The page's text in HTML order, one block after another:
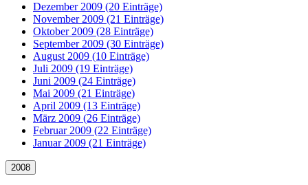
Dezember 2009 (20 Einträge)
November 2009 (21 Einträge)
Oktober 2009 (28 Einträge)
September 2009 (30 Einträge)
August 2009 (10 Einträge)
Juli 2009 (19 Einträge)
Juni 2009 (24 Einträge)
Mai 2009 (21 Einträge)
April 2009 (13 Einträge)
März 2009 (26 Einträge)
Februar 2009 (22 Einträge)
Januar 2009 (21 Einträge)
2008